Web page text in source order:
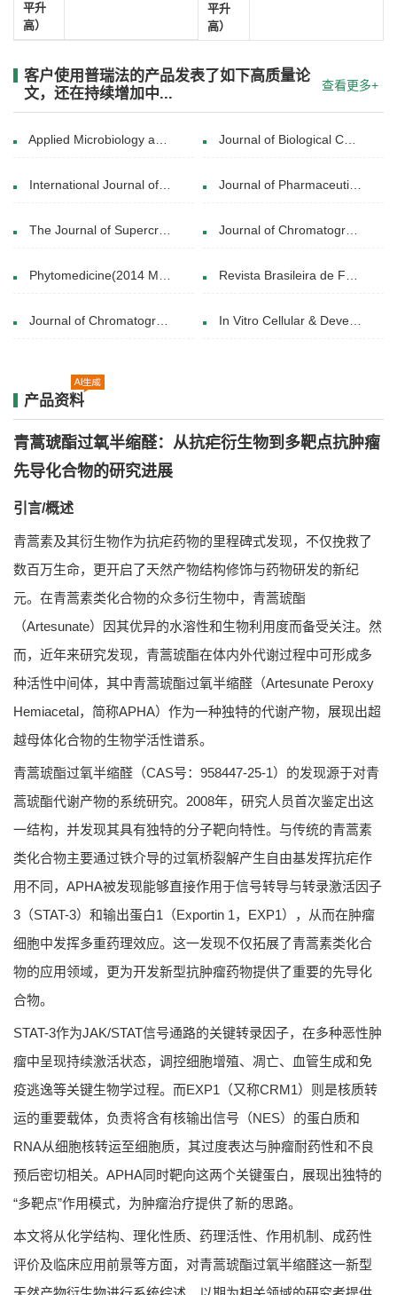
平升
高）
平升
高）
客户使用普瑞法的产品发表了如下高质量论
文，还在持续增加中...
查看更多+
Applied Microbiology and Biotechnology (04 April 2024) Journal of Biological Chemistry(2020 Sep 11)
International Journal of Biological Macromolecules(8 September 2018) Journal of Pharmaceutical and Biomedical Analysis(5 September 2021)
The Journal of Supercritical Fluids(1 January 2021) Journal of Chromatography B(15 March 2019)
Phytomedicine(2014 May 15 ) Revista Brasileira de Farmacognosia (16 April 2024)
Journal of Chromatography B(1 December 2019) In Vitro Cellular & Developmental Biology - Plant(11 March 2019)
产品资料
青蒿琥酯过氧半缩醛：从抗疟衍生物到多靶点抗肿瘤
先导化合物的研究进展
引言/概述
青蒿素及其衍生物作为抗疟药物的里程碑式发现，不仅挽救了
数百万生命，更开启了天然产物结构修饰与药物研发的新纪
元。在青蒿素类化合物的众多衍生物中，青蒿琥酯
（Artesunate）因其优异的水溶性和生物利用度而备受关注。然
而，近年来研究发现，青蒿琥酯在体内外代谢过程中可形成多
种活性中间体，其中青蒿琥酯过氧半缩醛（Artesunate Peroxy
Hemiacetal，简称APHA）作为一种独特的代谢产物，展现出超
越母体化合物的生物学活性谱系。
青蒿琥酯过氧半缩醛（CAS号：958447-25-1）的发现源于对青
蒿琥酯代谢产物的系统研究。2008年，研究人员首次鉴定出这
一结构，并发现其具有独特的分子靶向特性。与传统的青蒿素
类化合物主要通过铁介导的过氧桥裂解产生自由基发挥抗疟作
用不同，APHA被发现能够直接作用于信号转导与转录激活因子
3（STAT-3）和输出蛋白1（Exportin 1，EXP1），从而在肿瘤
细胞中发挥多重药理效应。这一发现不仅拓展了青蒿素类化合
物的应用领域，更为开发新型抗肿瘤药物提供了重要的先导化
合物。
STAT-3作为JAK/STAT信号通路的关键转录因子，在多种恶性肿
瘤中呈现持续激活状态，调控细胞增殖、凋亡、血管生成和免
疫逃逸等关键生物学过程。而EXP1（又称CRM1）则是核质转
运的重要载体，负责将含有核输出信号（NES）的蛋白质和
RNA从细胞核转运至细胞质，其过度表达与肿瘤耐药性和不良
预后密切相关。APHA同时靶向这两个关键蛋白，展现出独特的
“多靶点”作用模式，为肿瘤治疗提供了新的思路。
本文将从化学结构、理化性质、药理活性、作用机制、成药性
评价及临床应用前景等方面，对青蒿琥酯过氧半缩醛这一新型